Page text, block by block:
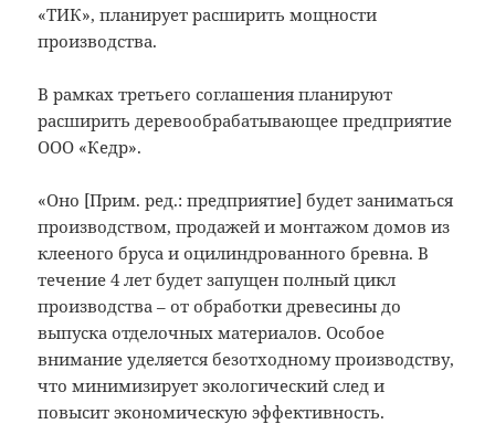
«ТИК», планирует расширить мощности
производства.
В рамках третьего соглашения планируют
расширить деревообрабатывающее предприятие
ООО «Кедр».
«Оно [Прим. ред.: предприятие] будет заниматься
производством, продажей и монтажом домов из
клееного бруса и оцилиндрованного бревна. В
течение 4 лет будет запущен полный цикл
производства – от обработки древесины до
выпуска отделочных материалов. Особое
внимание уделяется безотходному производству,
что минимизирует экологический след и
повысит экономическую эффективность.